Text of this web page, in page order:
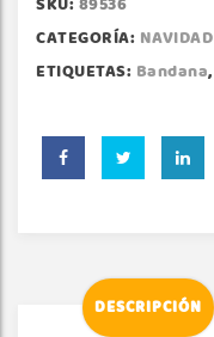
CATEGORÍA: NAVIDAD
ETIQUETAS: Bandana,
DESCRIPCIÓN